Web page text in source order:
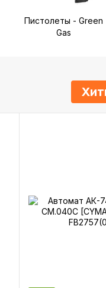
Пистолеты - Green
Gas